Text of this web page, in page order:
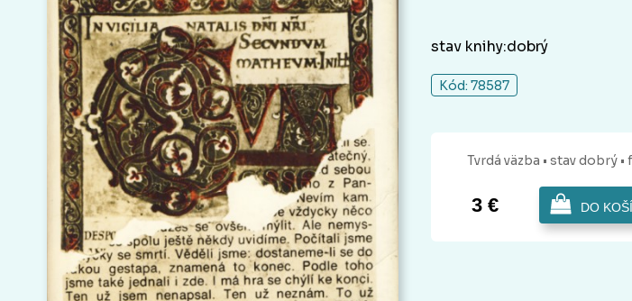
stav knihy:dobrý
Kód: 78587
Tvrdá väzba • stav dobrý •
3 € DO